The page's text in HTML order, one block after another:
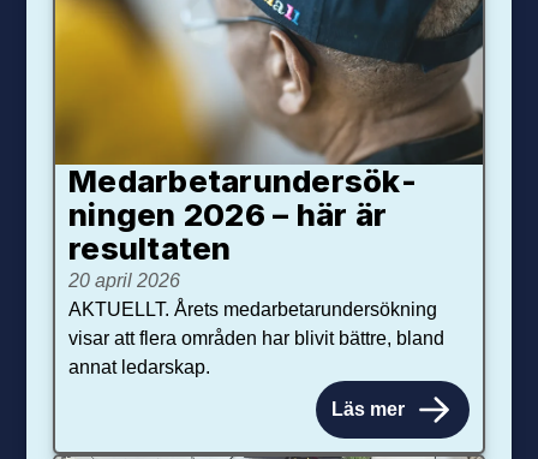
Medarbetar­under­sök­
ningen 2026 – här är
resultaten
20 april 2026
AKTUELLT. Årets medarbetarundersökning
visar att flera områden har blivit bättre, bland
annat ledarskap.
Läs mer